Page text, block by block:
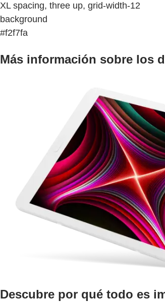
XL spacing, three up, grid-width-12
background
#f2f7fa
Más información sobre los
Descubre por qué todo es